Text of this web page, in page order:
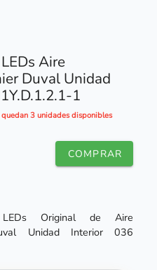
Aire
Duval Unidad
1
quedan 3 unidades disponibles
COMPRAR
Original de Aire
Unidad Interior 036